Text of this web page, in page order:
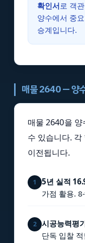
확인서로 객
양수에서 중
승계입니다.
매물 2640 — 양
매물 2640을
수 있습니다.
이전됩니다.
1 5년 실적
가점 활용.
2 시공능력평
단독 입찰 적